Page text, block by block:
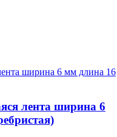
лента ширина 6